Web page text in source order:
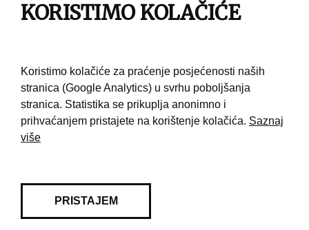
Pravila korištenja
KORISTIMO KOLAČIĆE
Koristimo kolačiće za praćenje posjećenosti naših
stranica (Google Analytics) u svrhu poboljšanja
stranica. Statistika se prikuplja anonimno i
prihvaćanjem pristajete na korištenje kolačića. Saznaj
više
PRISTAJEM